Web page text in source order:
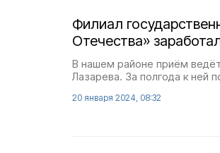
Филиал
Отечества»
В нашем районе приём
Лазарева. За полгода к ней
20 января 2024, 08:32